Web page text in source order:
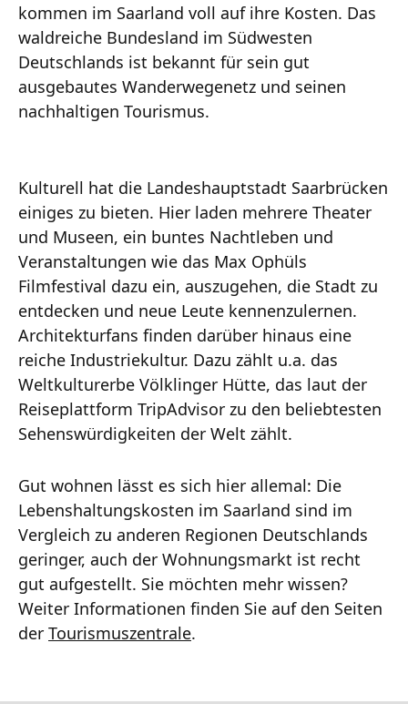
kommen im Saarland voll auf ihre Kosten. Das
waldreiche Bundesland im Südwesten
Deutschlands ist bekannt für sein gut
ausgebautes Wanderwegenetz und seinen
nachhaltigen Tourismus.
Kulturell hat die Landeshauptstadt Saarbrücken
einiges zu bieten. Hier laden mehrere Theater
und Museen, ein buntes Nachtleben und
Veranstaltungen wie das Max Ophüls
Filmfestival dazu ein, auszugehen, die Stadt zu
entdecken und neue Leute kennenzulernen.
Architekturfans finden darüber hinaus eine
reiche Industriekultur. Dazu zählt u.a. das
Weltkulturerbe Völklinger Hütte, das laut der
Reiseplattform TripAdvisor zu den beliebtesten
Sehenswürdigkeiten der Welt zählt.
Gut wohnen lässt es sich hier allemal: Die
Lebenshaltungskosten im Saarland sind im
Vergleich zu anderen Regionen Deutschlands
geringer, auch der Wohnungsmarkt ist recht
gut aufgestellt. Sie möchten mehr wissen?
Weiter Informationen finden Sie auf den Seiten
der Tourismuszentrale.